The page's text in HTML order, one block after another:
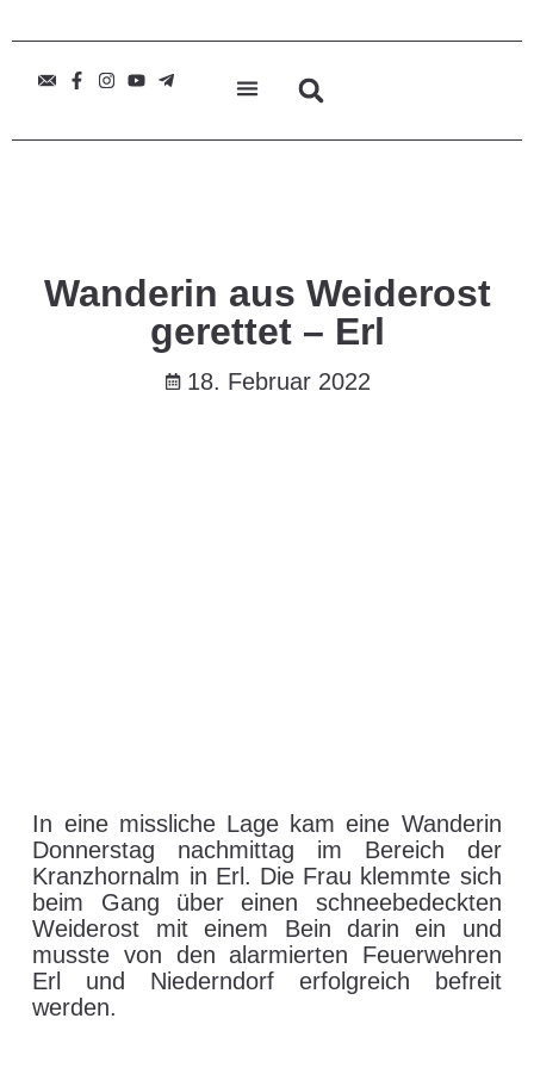
Wanderin aus Weiderost
gerettet – Erl
18. Februar 2022
In eine missliche Lage kam eine Wanderin
Donnerstag nachmittag im Bereich der
Kranzhornalm in Erl. Die Frau klemmte sich
beim Gang über einen schneebedeckten
Weiderost mit einem Bein darin ein und
musste von den alarmierten Feuerwehren
Erl und Niederndorf erfolgreich befreit
werden.